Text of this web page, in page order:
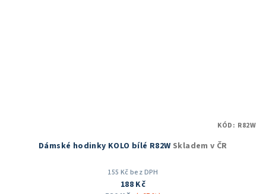
Dámské hodinky KOLO bílé R82W Skladem v ČR
155 Kč bez DPH
188 Kč
KÓD: R82W